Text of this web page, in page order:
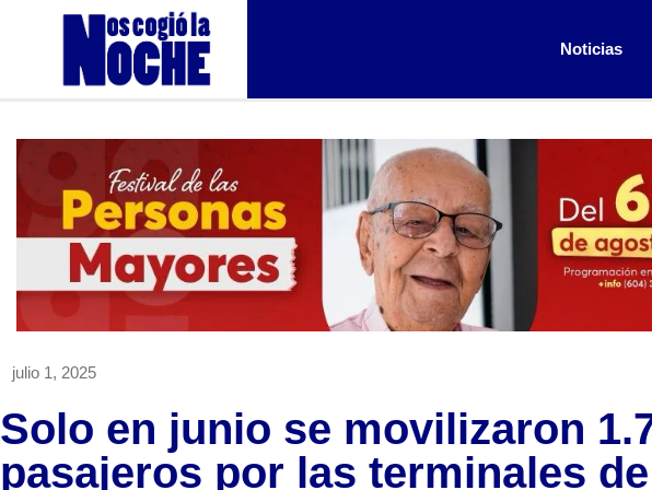
Noticias
julio 1, 2025
Solo en junio se movilizaron
pasajeros por las terminales